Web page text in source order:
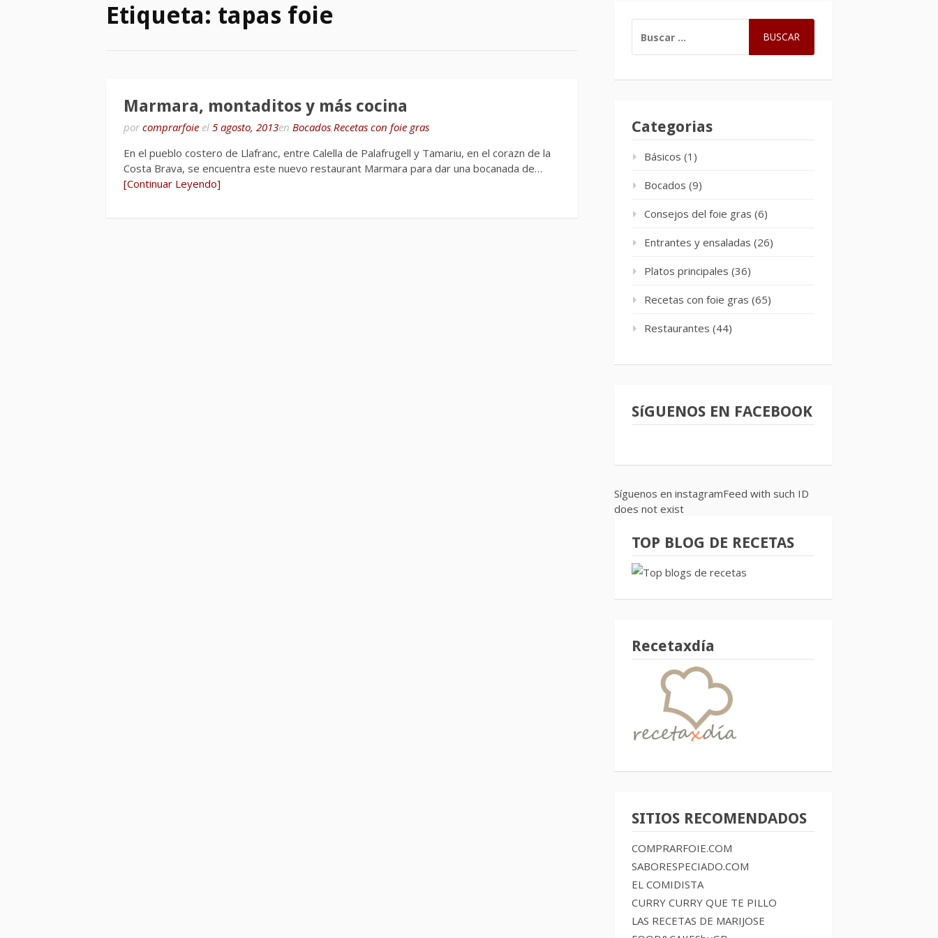
Etiqueta: tapas foie
Marmara, montaditos y más cocina
por comprarfoie el 5 agosto, 2013en Bocados,Recetas con foie gras
En el pueblo costero de Llafranc, entre Calella de Palafrugell y Tamariu, en el corazn de la
Costa Brava, se encuentra este nuevo restaurant Marmara para dar una bocanada de…
[Continuar Leyendo]
Categorias
Básicos (1)
Bocados (9)
Consejos del foie gras (6)
Entrantes y ensaladas (26)
Platos principales (36)
Recetas con foie gras (65)
Restaurantes (44)
SíGUENOS EN FACEBOOK
Síguenos en instagramFeed with such ID
does not exist
TOP BLOG DE RECETAS
Recetaxdía
SITIOS RECOMENDADOS
COMPRARFOIE.COM
SABORESPECIADO.COM
EL COMIDISTA
CURRY CURRY QUE TE PILLO
LAS RECETAS DE MARIJOSE